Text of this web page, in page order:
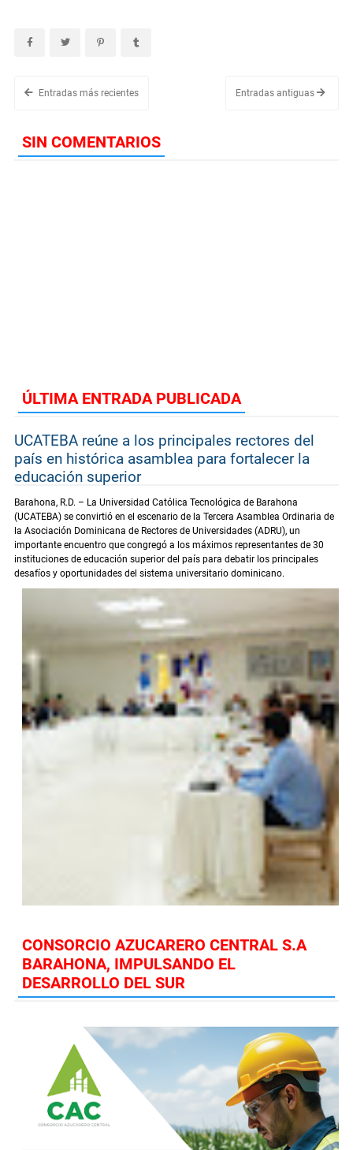
Entradas más recientes Entradas antiguas
SIN COMENTARIOS
ÚLTIMA ENTRADA PUBLICADA
UCATEBA reúne a los principales rectores del
país en histórica asamblea para fortalecer la
educación superior
Barahona, R.D. – La Universidad Católica Tecnológica de Barahona
(UCATEBA) se convirtió en el escenario de la Tercera Asamblea Ordinaria de
la Asociación Dominicana de Rectores de Universidades (ADRU), un
importante encuentro que congregó a los máximos representantes de 30
instituciones de educación superior del país para debatir los principales
desafíos y oportunidades del sistema universitario dominicano.
CONSORCIO AZUCARERO CENTRAL S.A
BARAHONA, IMPULSANDO EL
DESARROLLO DEL SUR